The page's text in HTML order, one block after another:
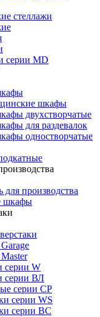
стеллажи
серии MD
шкафы
двухстворчатые
для раздевалок
одностворчатые
для производства
шкафы
серии W
серии ВЛ
серии СР
серии WS
серии ВС